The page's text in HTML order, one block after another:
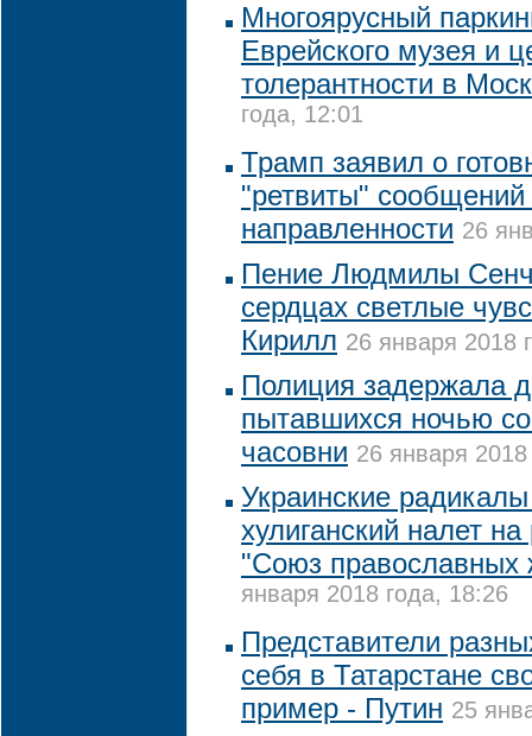
Многоярусный
Еврейского музея и
толерантности в
года, 12:01
Трамп заявил о
"ретвиты"
направленности 26
Пение Людмилы
сердцах светлые
Кирилл 26 января 2018
Полиция задержала
пытавшихся ночью
часовни 26 января
Украинские
хулиганский налет
"Союз православных
января 2018 года, 18:26
Представители
себя в Татарстане
пример - Путин 25